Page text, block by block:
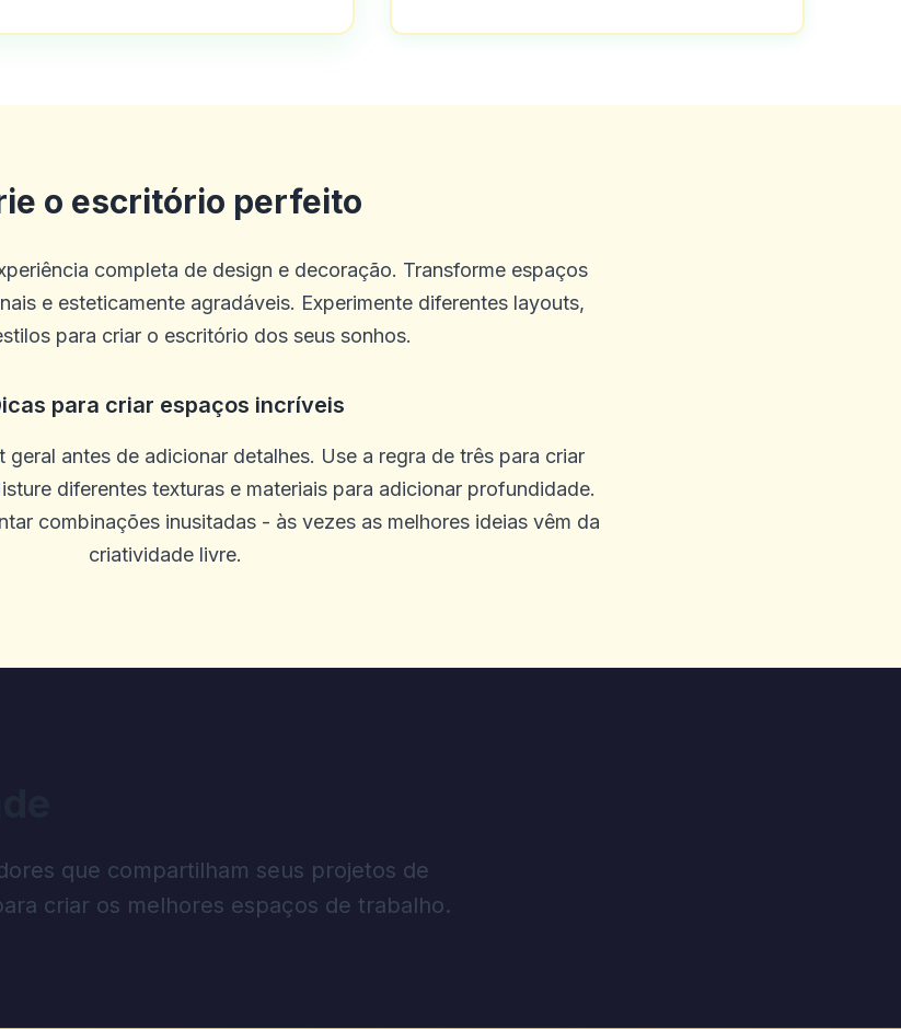
o escritório perfeito
completa de design e decoração. Transforme espaços
e esteticamente agradáveis. Experimente diferentes layouts,
para criar o escritório dos seus sonhos.
para criar espaços incríveis
antes de adicionar detalhes. Use a regra de três para criar
diferentes texturas e materiais para adicionar profundidade.
combinações inusitadas - às vezes as melhores ideias vêm da
criatividade livre.
que compartilham seus projetos de
criar os melhores espaços de trabalho.